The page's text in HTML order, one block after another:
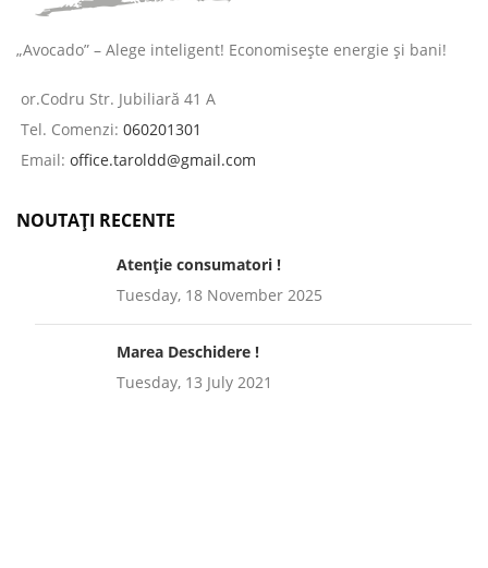
„Avocado” – Alege inteligent! Economisește energie și bani!
or.Codru Str. Jubiliară 41 A
Tel. Comenzi: 060201301
Email: office.taroldd@gmail.com
NOUTAȚI RECENTE
Atenție consumatori !
Tuesday, 18 November 2025
Marea Deschidere !
Tuesday, 13 July 2021